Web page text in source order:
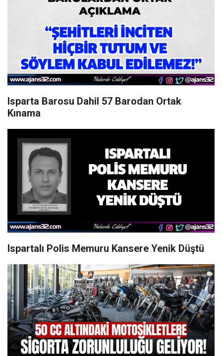
Isparta Barosu Dahil 57 Barodan Ortak
Kınama
Ispartalı Polis Memuru Kansere Yenik Düştü